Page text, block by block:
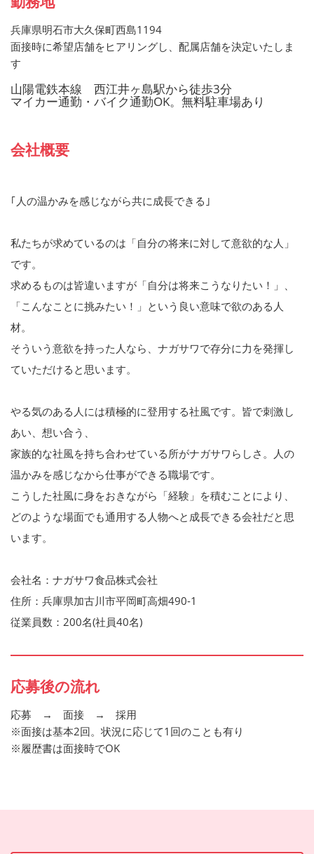
兵庫県明石市大久保町西島1194
面接時に希望店舗をヒアリングし、配属店舗を決定いたしま
す
山陽電鉄本線 西江井ヶ島駅から徒歩3分
マイカー通勤・バイク通勤OK。無料駐車場あり
会社概要
｢人の温かみを感じながら共に成長できる｣
私たちが求めているのは「自分の将来に対して意欲的な人」
です。
求めるものは皆違いますが「自分は将来こうなりたい！」、
「こんなことに挑みたい！」という良い意味で欲のある人
材。
そういう意欲を持った人なら、ナガサワで存分に力を発揮し
ていただけると思います。
やる気のある人には積極的に登用する社風です。皆で刺激し
あい、想い合う、
家族的な社風を持ち合わせている所がナガサワらしさ。人の
温かみを感じなから仕事ができる職場です。
こうした社風に身をおきながら「経験」を積むことにより、
どのような場面でも通用する人物へと成長できる会社だと思
います。
会社名：ナガサワ食品株式会社
住所：兵庫県加古川市平岡町高畑490-1
従業員数：200名(社員40名)
応募後の流れ
応募 → 面接 → 採用
※面接は基本2回。状況に応じて1回のことも有り
※履歴書は面接時でOK